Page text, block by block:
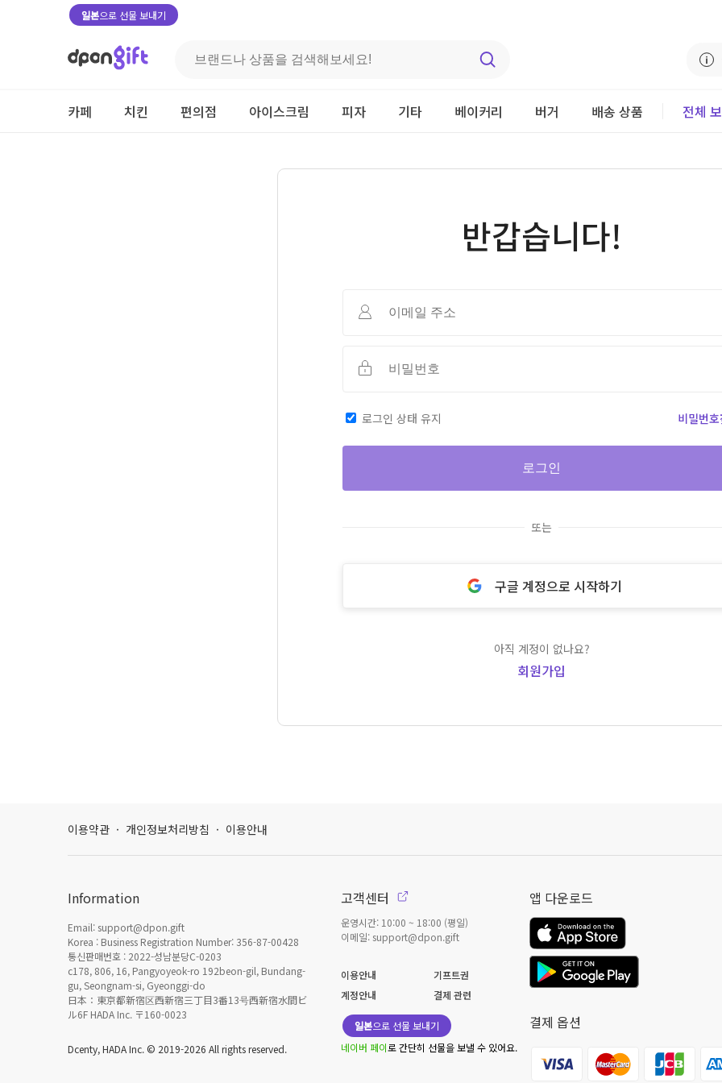
일본으로 선물 보내기
카페 치킨 편의점 아이스크림 피자 기타 베이커리 버거 배송 상품 전체
반갑습니다!
로그인 상태 유지 비밀번
로그인
또는
구글 계정으로 시작하기
아직 계정이 없나요?
회원가입
이용약관 · 개인정보처리방침 · 이용안내
Information
Email: support@dpon.gift
Korea : Business Registration Number: 356-87-00428
통신판매번호 : 2022-성남분당C-0203
c178, 806, 16, Pangyoyeok-ro 192beon-gil, Bundang-
gu, Seongnam-si, Gyeonggi-do
日本：東京都新宿区西新宿三丁目3番13号西新宿水間ビ
ル6F HADA Inc. 〒160-0023
Dcenty, HADA Inc. © 2019-2026 All rights reserved.
고객센터
운영시간: 10:00 ~ 18:00 (평일)
이메일: support@dpon.gift
이용안내
기프트권
계정안내
결제 관련
일본으로 선물 보내기
네이버 페이로 간단히 선물을 보낼 수 있어요.
앱 다운로드
결제 옵션